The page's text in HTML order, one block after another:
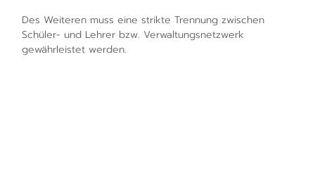
Des Weiteren muss eine strikte Trennung zwischen
Schüler- und Lehrer bzw. Verwaltungsnetzwerk
gewährleistet werden.